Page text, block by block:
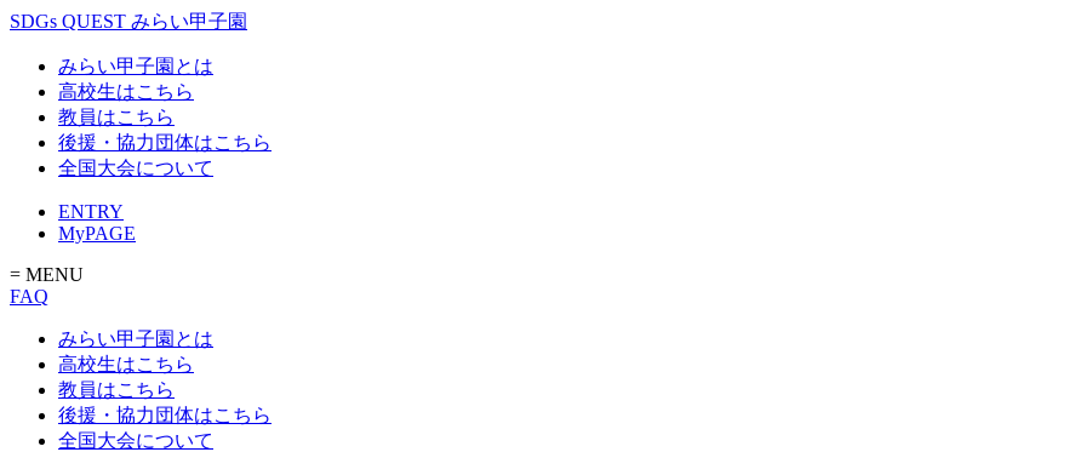
SDGs QUEST みらい甲子園
みらい甲子園とは
高校生はこちら
教員はこちら
後援・協力団体はこちら
全国大会について
ENTRY
MyPAGE
= MENU
FAQ
みらい甲子園とは
高校生はこちら
教員はこちら
後援・協力団体はこちら
全国大会について